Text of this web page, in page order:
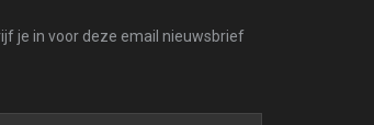
je in voor deze email nieuwsbrief